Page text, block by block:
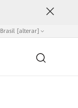
Brasil [alterar]